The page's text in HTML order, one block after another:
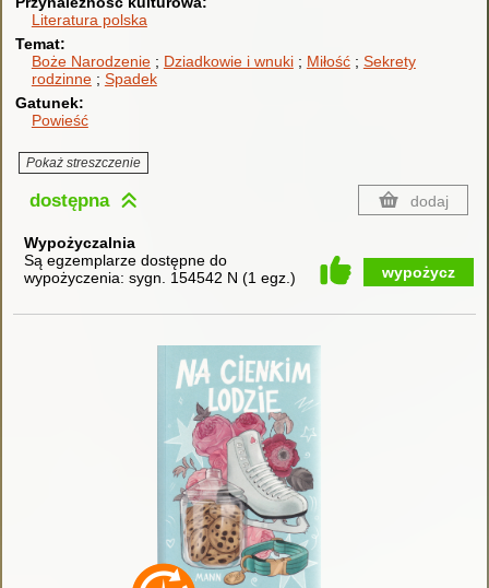
Literatura polska
Temat
Boże Narodzenie
Dziadkowie i wnuki Miłość
Sekrety
rodzinne
Spadek
Gatunek
Powieść
Pokaż streszczenie
dostępna dodaj
Wypożyczalnia
Są egzemplarze dostępne do
wypożyczenia: sygn. 154542 N (1 egz.) wypożycz